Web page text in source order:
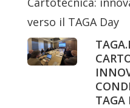
verso il TAGA Day
TAGA